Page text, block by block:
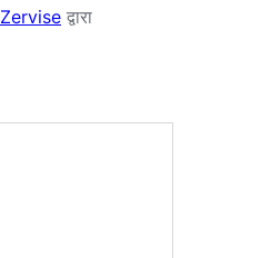
Zervise द्वारा